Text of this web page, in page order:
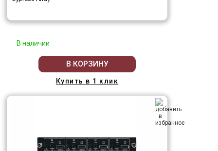
В наличии
В КОРЗИНУ
Купить в 1 клик